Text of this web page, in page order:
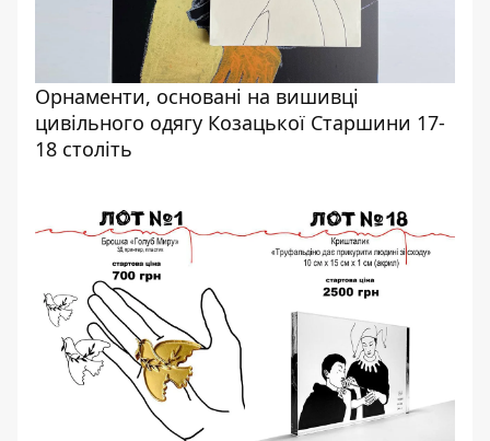
Орнаменти, основані на вишивці
цивільного одягу Козацької Старшини 17-
18 століть